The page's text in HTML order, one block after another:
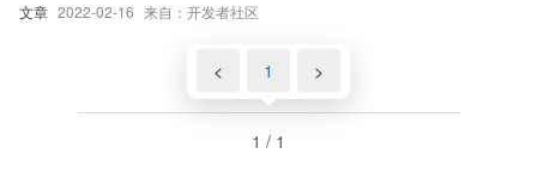
文章 2022-02-16 来自：开发者社区
< 1 >
1 / 1